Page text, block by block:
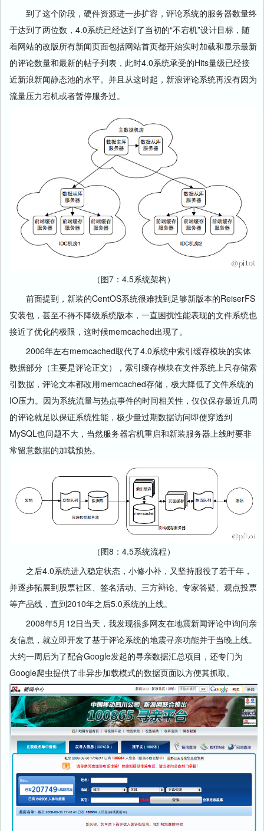
到了这个阶段，硬件资源进一步扩容，评论系统的服务器数量终
于达到了两位数，4.0系统已经达到了当初的“不宕机”设计目标，随
着网站的改版所有新闻页面包括网站首页都开始实时加载和显示最新
的评论数量和最新的帖子列表，此时4.0系统承受的Hits量级已经接
近新浪新闻静态池的水平。并且从这时起，新浪评论系统再没有因为
流量压力宕机或者暂停服务过。
（图7：4.5系统架构）
前面提到，新装的CentOS系统很难找到足够新版本的ReiserFS
安装包，甚至不得不降级系统版本，一直困扰性能表现的文件系统也
接近了优化的极限，这时候memcached出现了。
2006年左右memcached取代了4.0系统中索引缓存模块的实体
数据部分（主要是评论正文），索引缓存模块在文件系统上只存储索
引数据，评论文本都改用memcached存储，极大降低了文件系统的
IO压力。因为系统流量与热点事件的时间相关性，仅仅保存最近几周
的评论就足以保证系统性能，极少量过期数据访问即使穿透到
MySQL也问题不大，当然服务器宕机重启和新装服务器上线时要非
常留意数据的加载预热。
（图8：4.5系统流程）
之后4.0系统进入稳定状态，小修小补，又坚持服役了若干年，
并逐步拓展到股票社区、签名活动、三方辩论、专家答疑、观点投票
等产品线，直到2010年之后5.0系统的上线。
2008年5月12日当天，我发现很多网友在地震新闻评论中询问亲
友信息，就立即开发了基于评论系统的地震寻亲功能并于当晚上线。
大约一周后为了配合Google发起的寻亲数据汇总项目，还专门为
Google爬虫提供了非异步加载模式的数据页面以方便其抓取。